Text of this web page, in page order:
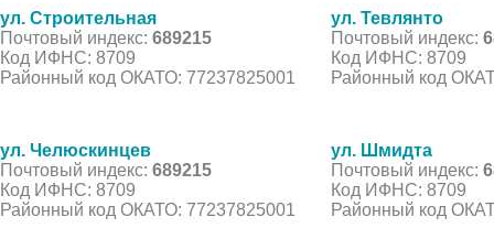
ул. Строительная
Почтовый индекс: 689215
Код ИФНС: 8709
Районный код ОКАТО: 77237825001
ул. Тевлянто
Почтовый индекс:
Код ИФНС: 8709
Районный код
ул. Челюскинцев
Почтовый индекс: 689215
Код ИФНС: 8709
Районный код ОКАТО: 77237825001
ул. Шмидта
Почтовый индекс:
Код ИФНС: 8709
Районный код